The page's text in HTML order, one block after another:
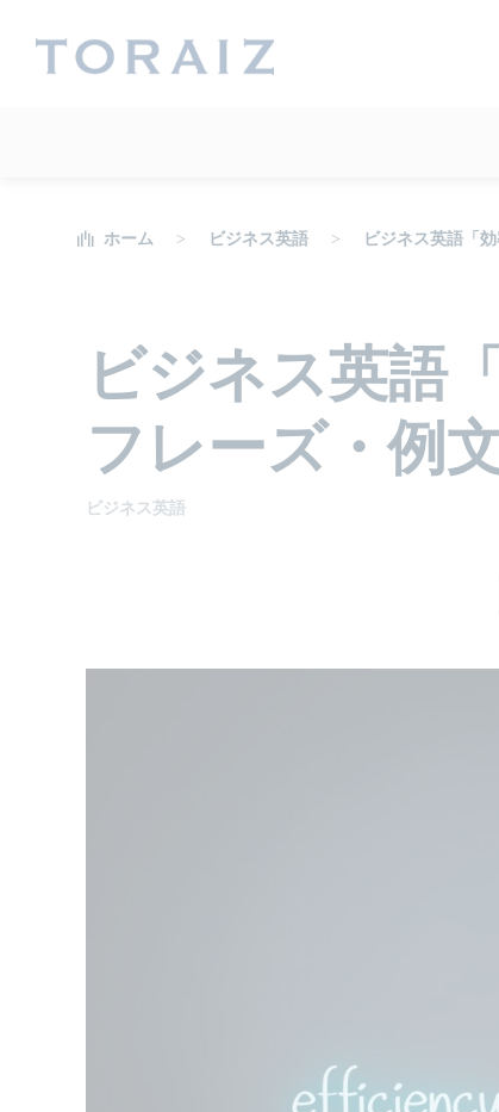
ホーム ビジネス英語 ビジネス英語「
ビジネス英語
フレーズ・例
ビジネス英語